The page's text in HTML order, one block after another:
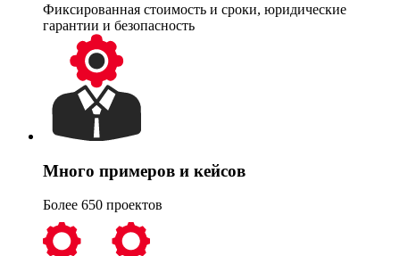
Фиксированная стоимость и сроки, юридические
гарантии и безопасность
Много примеров и кейсов
Более 650 проектов